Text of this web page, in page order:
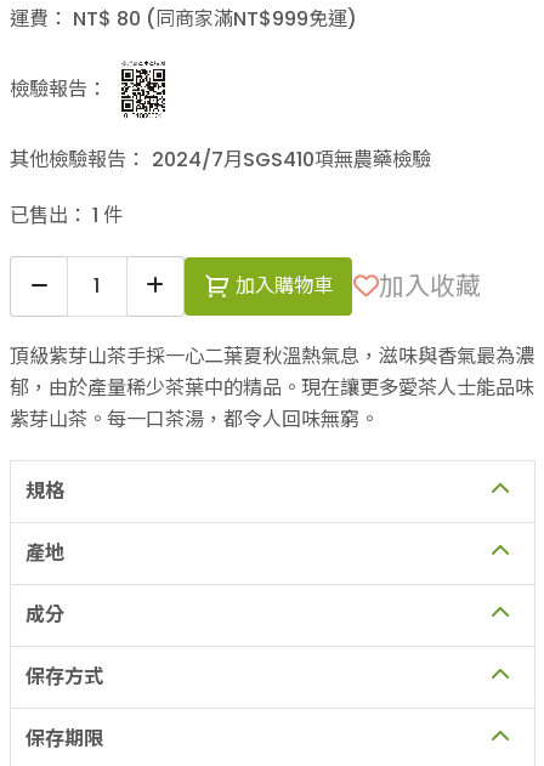
運費： NT$ 80 (同商家滿NT$999免運)
檢驗報告：
其他檢驗報告： 2024/7月SGS410項無農藥檢驗
已售出： 1 件
加入購物車 加入收藏
頂級紫芽山茶手採一心二葉夏秋溫熱氣息，滋味與香氣最為濃
郁，由於產量稀少茶葉中的精品。現在讓更多愛茶人士能品味
紫芽山茶。每一口茶湯，都令人回味無窮。
規格
產地
成分
保存方式
保存期限